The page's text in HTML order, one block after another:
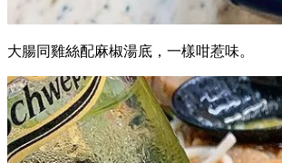
大腸同雞絲配麻椒湯底，一樣咁惹味。